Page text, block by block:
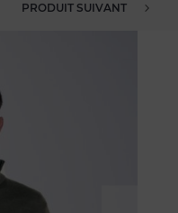
PRODUIT SUIVANT